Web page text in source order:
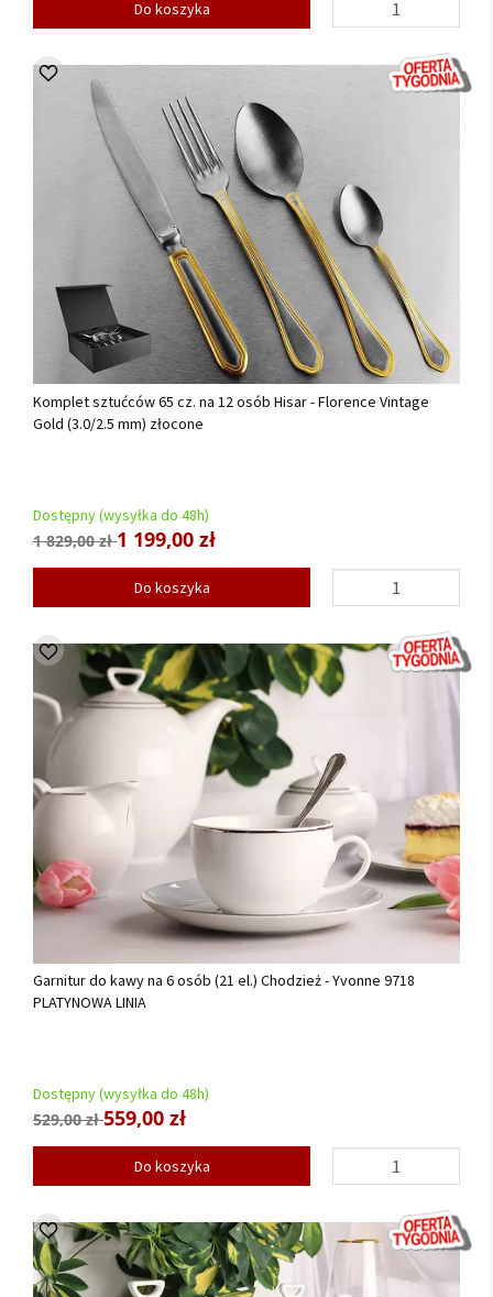
Do koszyka
Komplet sztućców 65 cz. na 12 osób Hisar - Florence Vintage
Gold (3.0/2.5 mm) złocone
Dostępny (wysyłka do 48h)
1 829,00 zł1 199,00 zł
Do koszyka
Garnitur do kawy na 6 osób (21 el.) Chodzież - Yvonne 9718
PLATYNOWA LINIA
Dostępny (wysyłka do 48h)
529,00 zł559,00 zł
Do koszyka